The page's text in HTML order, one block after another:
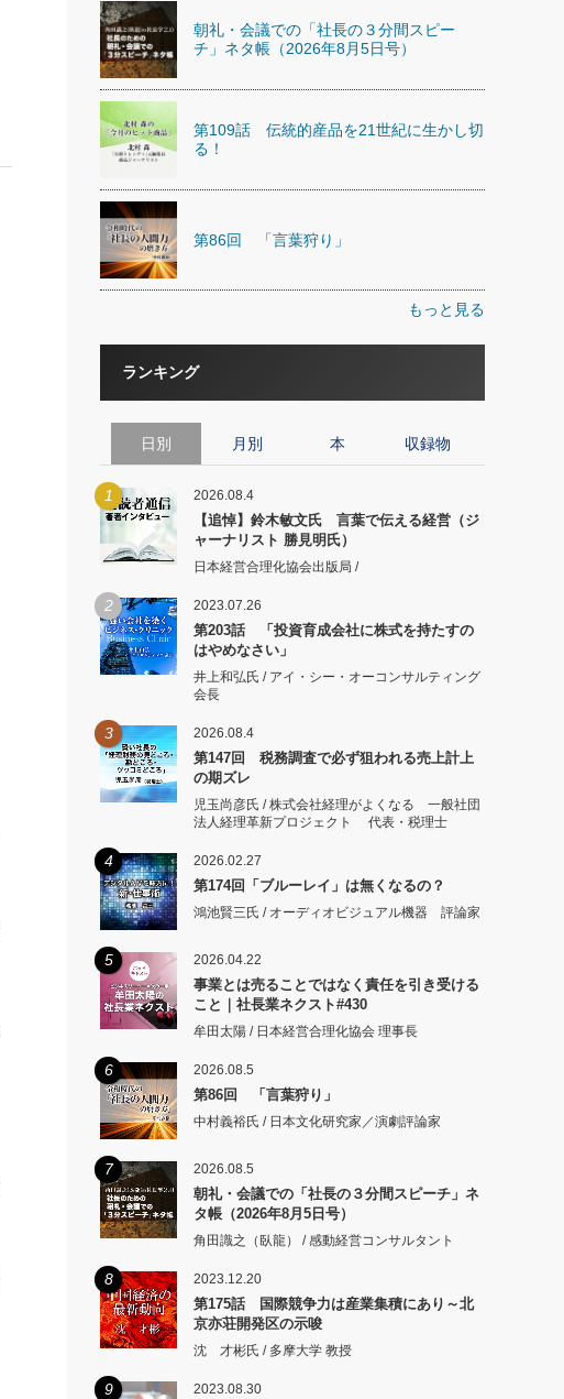
朝礼・会議での「社長の３分間スピー
チ」ネタ帳（2026年8月5日号）
第109話 伝統的産品を21世紀に生かし切
る！
第86回 「言葉狩り」
もっと見る
ランキング
日別 月別 本 収録物
1 2026.08.4
【追悼】鈴木敏文氏 言葉で伝える経営（ジ
ャーナリスト 勝見明氏）
日本経営合理化協会出版局 /
2 2023.07.26
第203話 「投資育成会社に株式を持たすの
はやめなさい」
井上和弘氏 / アイ・シー・オーコンサルティング
会長
3 2026.08.4
第147回 税務調査で必ず狙われる売上計上
の期ズレ
児玉尚彦氏 / 株式会社経理がよくなる 一般社団
法人経理革新プロジェクト 代表・税理士
4 2026.02.27
第174回「ブルーレイ」は無くなるの？
鴻池賢三氏 / オーディオビジュアル機器 評論家
5 2026.04.22
事業とは売ることではなく責任を引き受ける
こと｜社長業ネクスト#430
牟田太陽 / 日本経営合理化協会 理事長
6 2026.08.5
第86回 「言葉狩り」
中村義裕氏 / 日本文化研究家／演劇評論家
7 2026.08.5
朝礼・会議での「社長の３分間スピーチ」ネ
タ帳（2026年8月5日号）
角田識之（臥龍） / 感動経営コンサルタント
8 2023.12.20
第175話 国際競争力は産業集積にあり～北
京亦荘開発区の示唆
沈 才彬氏 / 多摩大学 教授
9 2023.08.30